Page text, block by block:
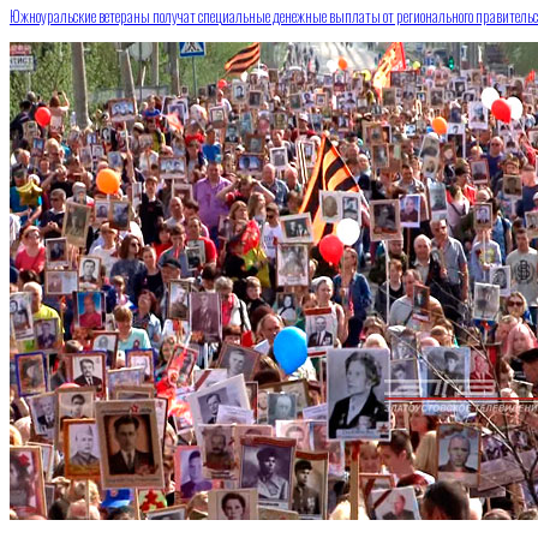
Южноуральские ветераны получат специальные денежные выплаты от регионального